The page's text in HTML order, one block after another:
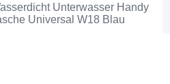
Unterwasser Handy
Universal W18 Blau